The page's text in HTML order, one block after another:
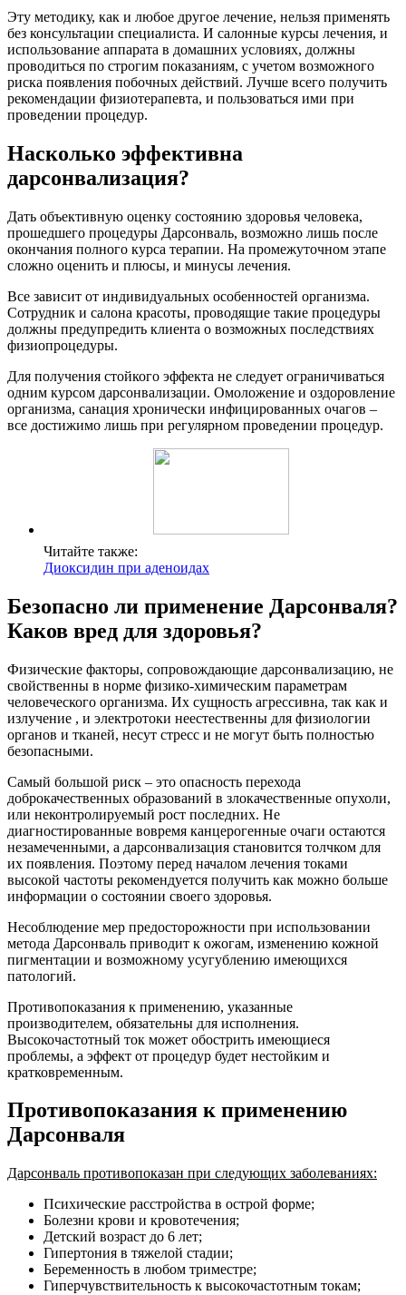
Эту методику, как и любое другое лечение, нельзя применять
без консультации специалиста. И салонные курсы лечения, и
использование аппарата в домашних условиях, должны
проводиться по строгим показаниям, с учетом возможного
риска появления побочных действий. Лучше всего получить
рекомендации физиотерапевта, и пользоваться ими при
проведении процедур.
Насколько эффективна
дарсонвализация?
Дать объективную оценку состоянию здоровья человека,
прошедшего процедуры Дарсонваль, возможно лишь после
окончания полного курса терапии. На промежуточном этапе
сложно оценить и плюсы, и минусы лечения.
Все зависит от индивидуальных особенностей организма.
Сотрудник и салона красоты, проводящие такие процедуры
должны предупредить клиента о возможных последствиях
физиопроцедуры.
Для получения стойкого эффекта не следует ограничиваться
одним курсом дарсонвализации. Омоложение и оздоровление
организма, санация хронически инфицированных очагов –
все достижимо лишь при регулярном проведении процедур.
Читайте также:
Диоксидин при аденоидах
Безопасно ли применение Дарсонваля?
Каков вред для здоровья?
Физические факторы, сопровождающие дарсонвализацию, не
свойственны в норме физико-химическим параметрам
человеческого организма. Их сущность агрессивна, так как и
излучение , и электротоки неестественны для физиологии
органов и тканей, несут стресс и не могут быть полностью
безопасными.
Самый большой риск – это опасность перехода
доброкачественных образований в злокачественные опухоли,
или неконтролируемый рост последних. Не
диагностированные вовремя канцерогенные очаги остаются
незамеченными, а дарсонвализация становится толчком для
их появления. Поэтому перед началом лечения токами
высокой частоты рекомендуется получить как можно больше
информации о состоянии своего здоровья.
Несоблюдение мер предосторожности при использовании
метода Дарсонваль приводит к ожогам, изменению кожной
пигментации и возможному усугублению имеющихся
патологий.
Противопоказания к применению, указанные
производителем, обязательны для исполнения.
Высокочастотный ток может обострить имеющиеся
проблемы, а эффект от процедур будет нестойким и
кратковременным.
Противопоказания к применению
Дарсонваля
Дарсонваль противопоказан при следующих заболеваниях:
Психические расстройства в острой форме;
Болезни крови и кровотечения;
Детский возраст до 6 лет;
Гипертония в тяжелой стадии;
Беременность в любом триместре;
Гиперчувствительность к высокочастотным токам;